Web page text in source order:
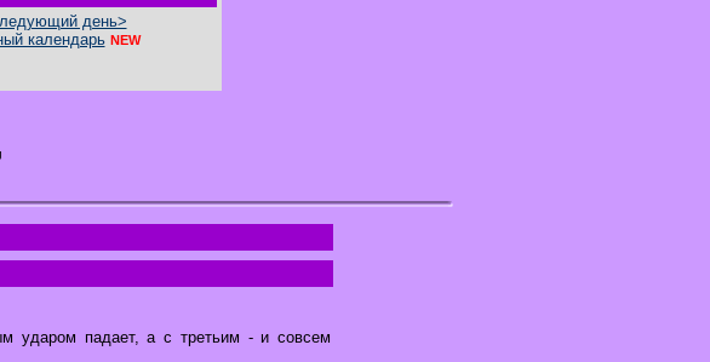
день>
календарь NEW
ударом падает, а с третьим - и совсем